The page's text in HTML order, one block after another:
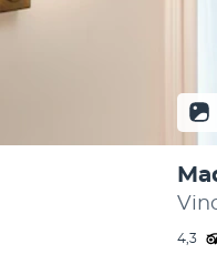
4,3